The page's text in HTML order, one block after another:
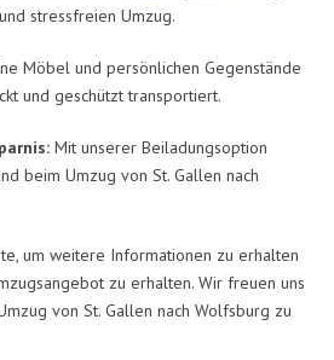
stressfreien Umzug.
Möbel und persönlichen Gegenstände
und geschützt transportiert.
Mit unserer Beiladungsoption
beim Umzug von St. Gallen nach
um weitere Informationen zu erhalten
zu erhalten. Wir freuen uns
von St. Gallen nach Wolfsburg zu